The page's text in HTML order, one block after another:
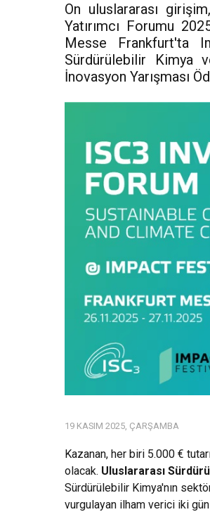
On uluslararası
Yatırımcı Forumu
Messe Frankfurt'ta
Sürdürülebilir Kimya
İnovasyon Yarışması
19 KASIM 2025, ÇARŞAMBA
Kazanan, her biri 5.000 €
olacak. Uluslararası
Sürdürülebilir Kimya'nın
vurgulayan ilham verici iki